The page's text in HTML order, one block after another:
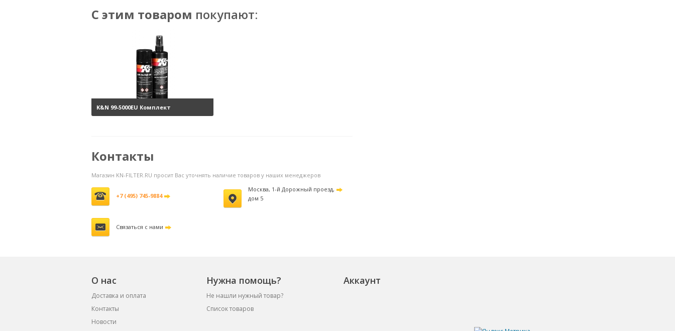
С этим товаром покупают:
K&N 99-5000EU Комплект
Контакты
Магазин KN-FILTER.RU просит Вас уточнять наличие товаров у наших менеджеров
+7 (495) 745-9884
Москва, 1-й Дорожный проезд,
дом 5
Связаться с нами
О нас Нужна помощь? Аккаунт
Доставка и оплата
Не нашли нужный товар?
Контакты
Список товаров
Новости